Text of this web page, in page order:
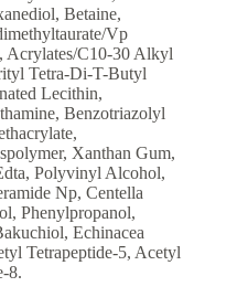
Betaine,
Vp
Acrylates/C10-30 Alkyl
Tetra-Di-T-Butyl
Lecithin,
Benzotriazolyl
Xanthan Gum,
Polyvinyl Alcohol,
Np, Centella
Phenylpropanol,
Echinacea
Tetrapeptide-5, Acetyl
8.